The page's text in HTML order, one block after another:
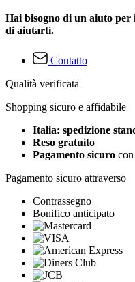
Hai bisogno di un aiuto per
di aiutarti.
Contatto
Qualità verificata
Shopping sicuro e affidabile
Italia: spedizione
Reso gratuito
Pagamento sicuro
Pagamento sicuro attraverso
Contrassegno
Bonifico anticipato